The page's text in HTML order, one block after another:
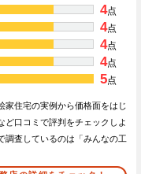
4点
4点
4点
4点
5点
家住宅の実例から価格面をはじ
ど口コミで評判をチェックしよ
調査しているのは「みんなの工